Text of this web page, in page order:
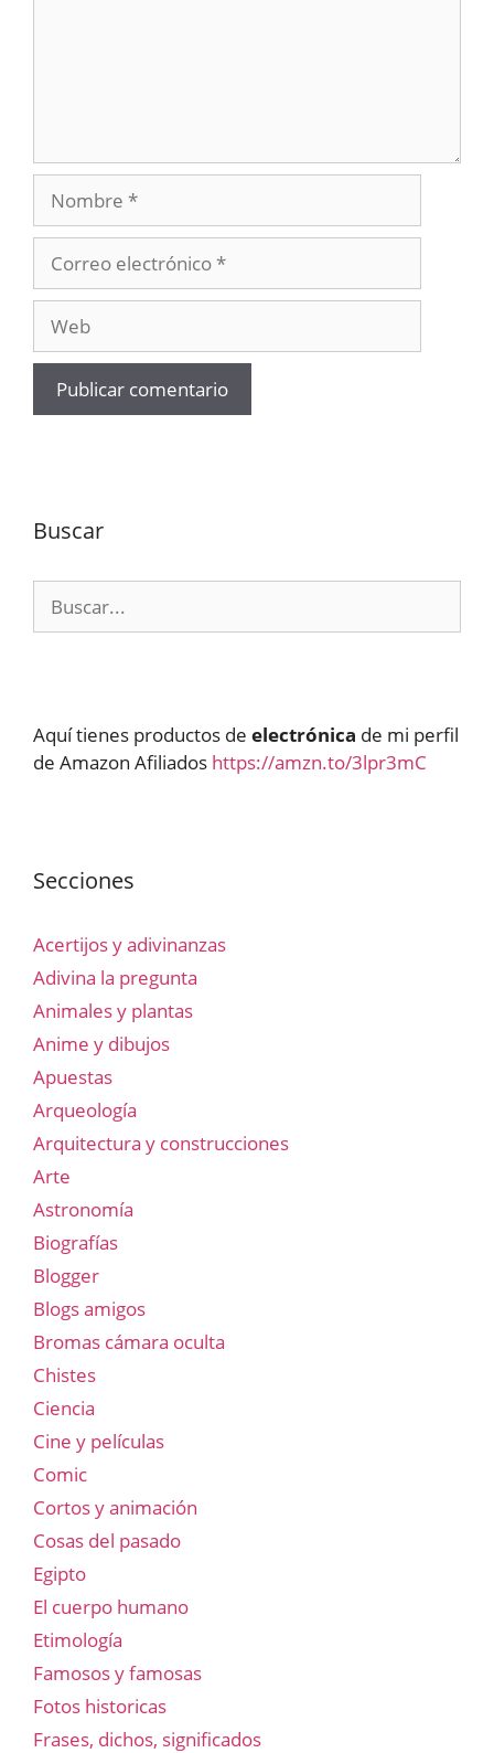
electrónico
Buscar
Aquí tienes productos de electrónica de mi perfil
de Amazon Afiliados https://amzn.to/3lpr3mC
Secciones
Acertijos y adivinanzas
Adivina la pregunta
Animales y plantas
Anime y dibujos
Apuestas
Arqueología
Arquitectura y construcciones
Arte
Astronomía
Biografías
Blogger
Blogs amigos
Bromas cámara oculta
Chistes
Ciencia
Cine y películas
Comic
Cortos y animación
Cosas del pasado
Egipto
El cuerpo humano
Etimología
Famosos y famosas
Fotos historicas
Frases, dichos, significados